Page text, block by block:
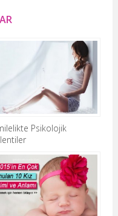
Psikolojik